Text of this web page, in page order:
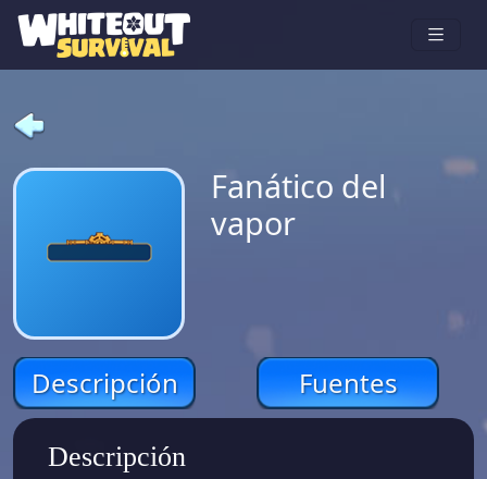
Fanático del
vapor
Descripción Fuentes
Descripción